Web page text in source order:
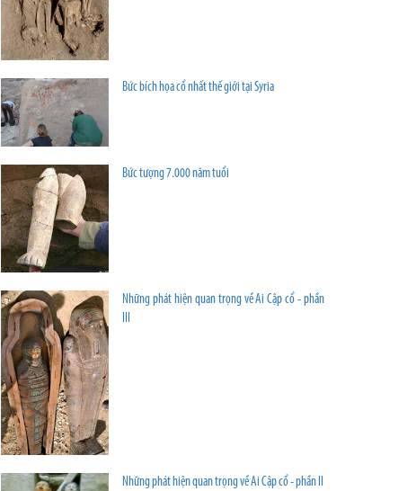
Bức bích họa cổ nhất thế giới tại Syria
Bức tượng 7.000 năm tuổi
Những phát hiện quan trọng về Ai Cập cổ - phần
III
Những phát hiện quan trọng về Ai Cập cổ - phần II